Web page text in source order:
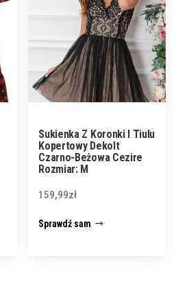
Sukienka Z Koronki I Tiulu
Kopertowy Dekolt
Czarno-Beżowa Cezire
Rozmiar: M
159,99zł
Sprawdź sam